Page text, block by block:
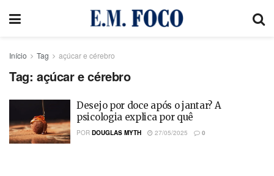
Início Tag açúcar e cérebro
Tag: açúcar e cérebro
Desejo por doce após o jantar? A
psicologia explica por quê
POR DOUGLAS MYTH 27/05/2025 0